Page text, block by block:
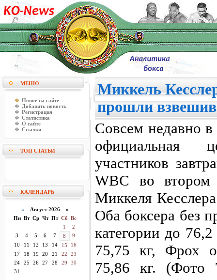
МЕНЮ
Новое на сайте
Добавить новость
Регистрация
Статистика
О сайте
Ссылки
ТОП СТАТЬИ
КАЛЕНДАРЬ
« Август 2026 »
Пн Вт Ср Чт Пт Сб Вс
1
2
3
4 5 6 7 8
9
10
11 12 13 14 15
16
17
18 19 20 21 22
23
24
25 26 27 28 29
30
31
Миккель
прошли
Совсем недавно
официальная
участников
WBC во втором
Миккеля
Оба боксера без
категории до
75,75 кг, Фрох
75,86 кг. (Фото